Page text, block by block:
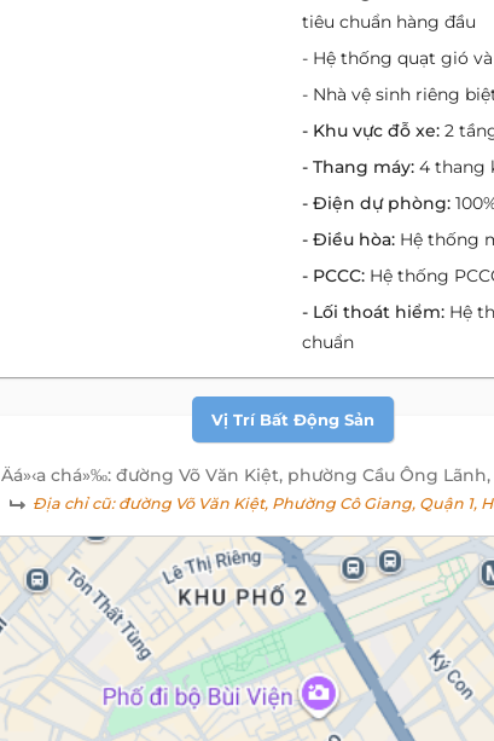
tiêu chuẩn hàng đầu
- Hệ thống quạt gió
- Nhà vệ sinh riêng
- Khu vực đỗ xe: 2
- Thang máy: 4 thang
- Điện dự phòng:
- Điều hòa: Hệ thống
- PCCC: Hệ thống
- Lối thoát hiểm: Hệ
chuẩn
Vị Trí Bất Động Sản
Äá»‹a chá»‰: đường Võ Văn Kiệt, phường Cầu Ông
Địa chỉ cũ:đường Võ Văn Kiệt, Phường Cô Giang, Quận 1,